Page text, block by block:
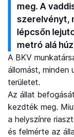
meg. A
szerelvényt,
lépcsőn
metró alá
A BKV
állomást, minden
területet.
Az állat
kezdték meg.
a helyszínre
és felmérte az